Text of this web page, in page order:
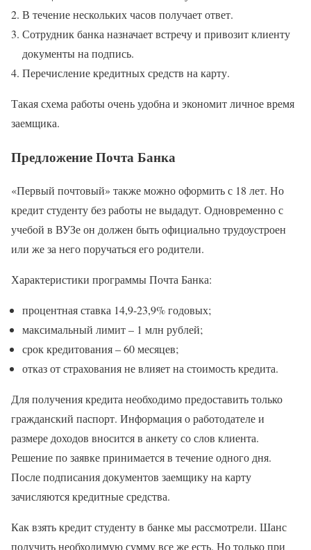
В течение нескольких часов получает ответ.
Сотрудник банка назначает встречу и привозит клиенту
документы на подпись.
Перечисление кредитных средств на карту.
Такая схема работы очень удобна и экономит личное время
заемщика.
Предложение Почта Банка
«Первый почтовый» также можно оформить с 18 лет. Но
кредит студенту без работы не выдадут. Одновременно с
учебой в ВУЗе он должен быть официально трудоустроен
или же за него поручаться его родители.
Характеристики программы Почта Банка:
процентная ставка 14,9-23,9% годовых;
максимальный лимит – 1 млн рублей;
срок кредитования – 60 месяцев;
отказ от страхования не влияет на стоимость кредита.
Для получения кредита необходимо предоставить только
гражданский паспорт. Информация о работодателе и
размере доходов вносится в анкету со слов клиента.
Решение по заявке принимается в течение одного дня.
После подписания документов заемщику на карту
зачисляются кредитные средства.
Как взять кредит студенту в банке мы рассмотрели. Шанс
получить необходимую сумму все же есть. Но только при